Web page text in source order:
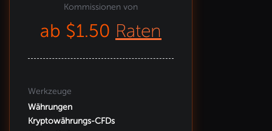
Kommissionen von
ab $1.50 Raten
Werkzeuge
Währungen
Kryptowährungs-CFDs